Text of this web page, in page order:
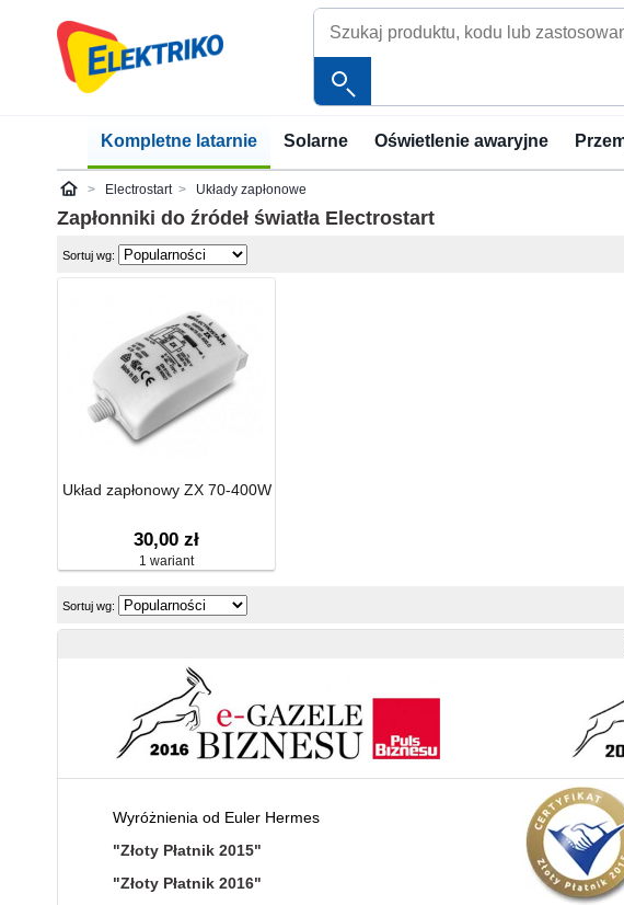
Kompletne latarnie Solarne Oświetlenie awaryjne
ElektrikoElectrostart Układy zapłonowe
Zapłonniki do źródeł światła Electrostart
Sortuj wg:
Układ zapłonowy ZX 70-400W
30,00 zł
1 wariant
Sortuj wg:
Wyróżnienia od Euler Hermes
"Złoty Płatnik 2015"
"Złoty Płatnik 2016"